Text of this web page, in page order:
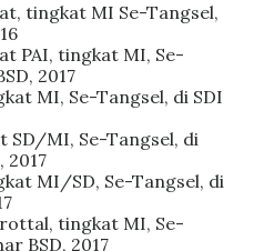
tingkat MI Se-Tangsel,
PAI, tingkat MI, Se-
2017
MI, Se-Tangsel, di SDI
SD/MI, Se-Tangsel, di
2017
MI/SD, Se-Tangsel, di
tingkat MI, Se-
BSD, 2017